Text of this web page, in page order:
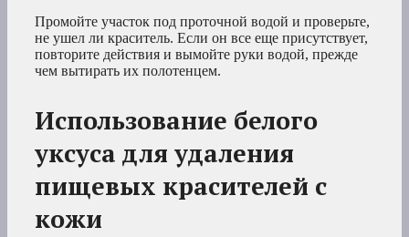
Промойте участок под проточной водой и проверьте,
не ушел ли краситель. Если он все еще присутствует,
повторите действия и вымойте руки водой, прежде
чем вытирать их полотенцем.
Использование белого
уксуса для удаления
пищевых красителей с
кожи